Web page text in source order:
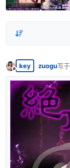
离线
key zuogu写于
最